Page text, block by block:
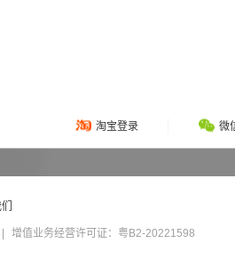
淘宝登录 微
增值业务经营许可证：粤B2-20221598